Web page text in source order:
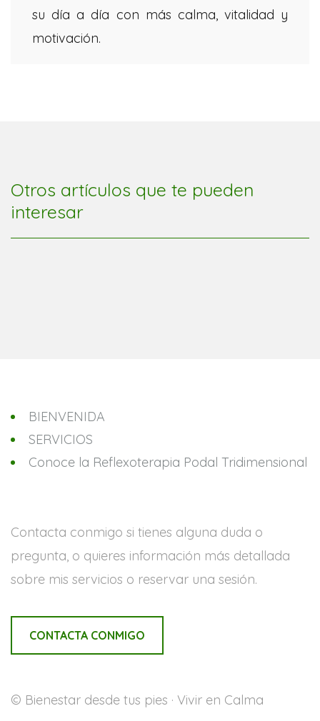
su día a día con más calma, vitalidad y
motivación.
Otros artículos que te pueden
interesar
BIENVENIDA
SERVICIOS
Conoce la Reflexoterapia Podal Tridimensional
Contacta conmigo si tienes alguna duda o
pregunta, o quieres información más detallada
sobre mis servicios o reservar una sesión.
CONTACTA CONMIGO
© Bienestar desde tus pies · Vivir en Calma